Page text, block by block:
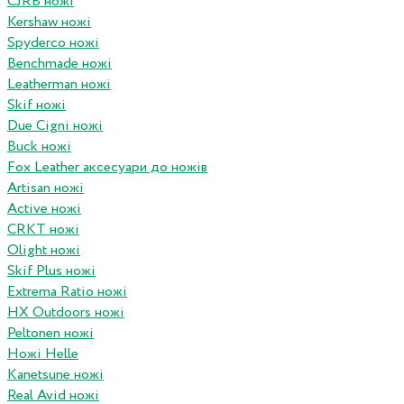
Kershaw ножі
Spyderco ножі
Benchmade ножі
Leatherman ножі
Skif ножі
Due Cigni ножі
Buck ножі
Fox Leather аксесуари до ножів
Artisan ножі
Active ножі
CRKT ножі
Olight ножі
Skif Plus ножі
Extrema Ratio ножі
HX Outdoors ножі
Peltonen ножі
Ножі Helle
Kanetsune ножі
Real Avid ножі